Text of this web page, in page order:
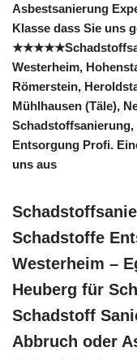
Asbestsanierung
Klasse dass Sie uns
Westerheim,
Römerstein,
Mühlhausen (Täle),
Entsorgung Profi.
uns aus
Schadstoffe
Westerheim –
Heuberg für
Schadstoff
Abbruch oder